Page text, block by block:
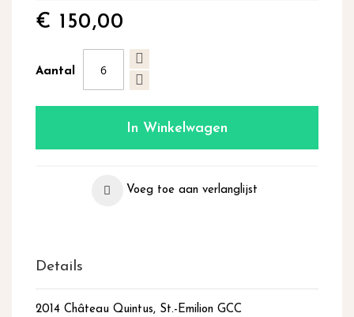
€ 150,00
Aantal
In Winkelwagen
Voeg toe aan verlanglijst
Details
2014 Château Quintus, St.-Emilion GCC